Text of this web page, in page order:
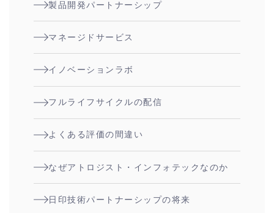
製品開発パートナーシップ
マネージドサービス
イノベーションラボ
フルライフサイクルの配信
よくある評価の間違い
なぜアトロジスト・インフォテックなのか
日印技術パートナーシップの将来